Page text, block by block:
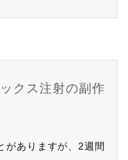
クス注射の副作
がありますが、2週間